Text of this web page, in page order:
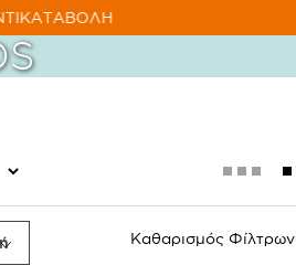
Καθαρισμός Φίλτρων